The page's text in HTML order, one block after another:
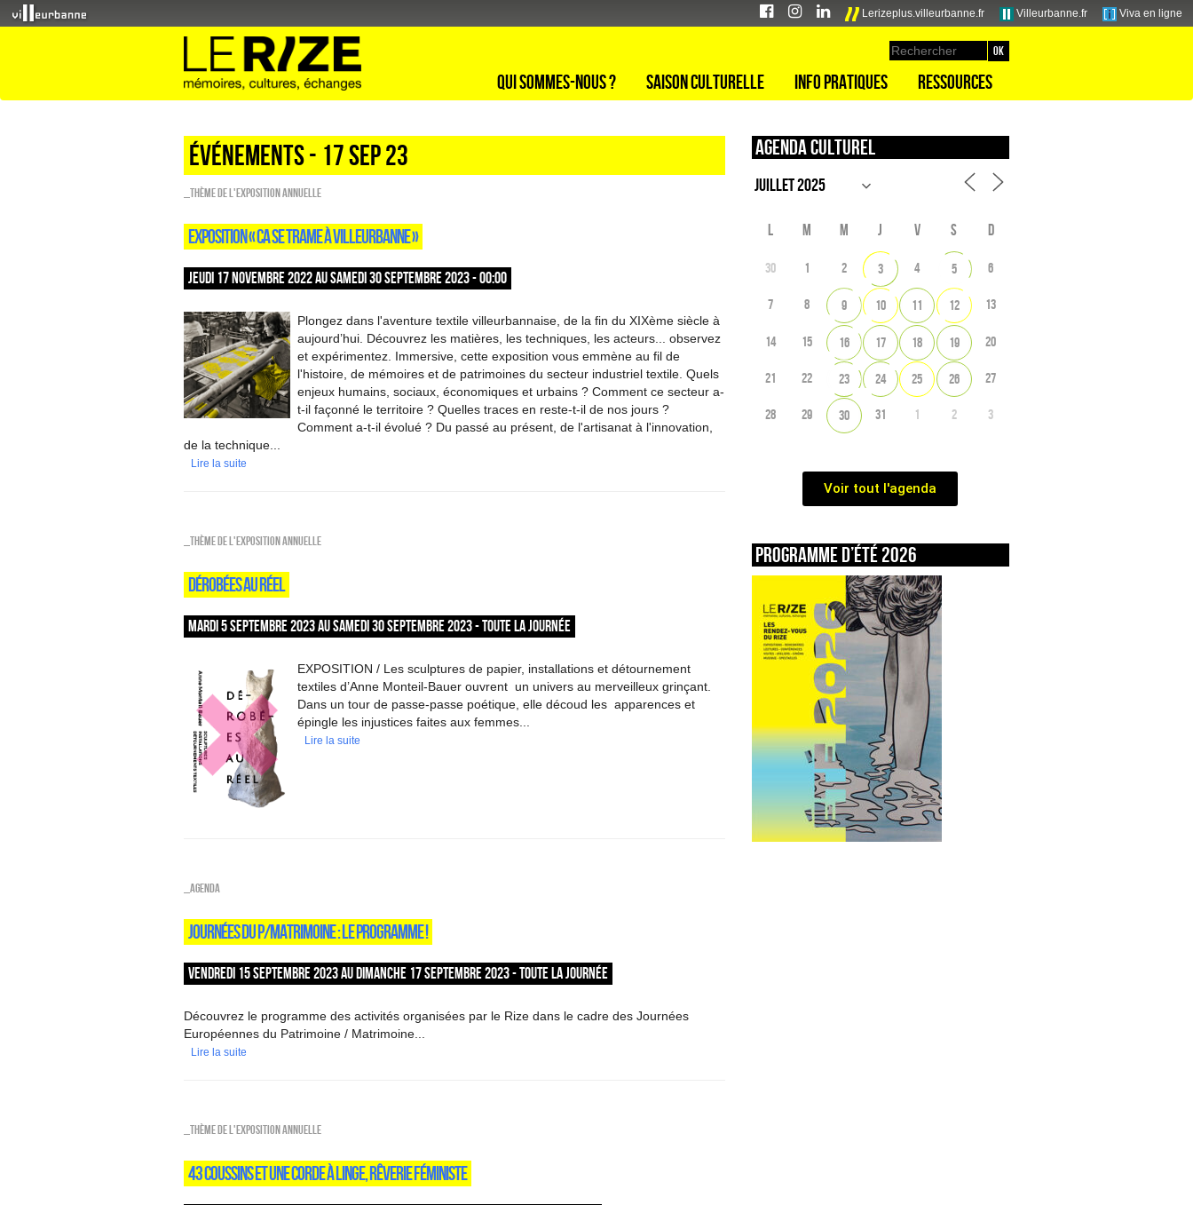
Lerizeplus.villeurbanne.fr Villeurbanne.fr Viva en ligne
Qui sommes-nous ? Saison culturelle Info pratiques Ressources
Événements - 17 Sep 23
_Thème de l'exposition annuelle
EXPOSITION « CA SE TRAME À VILLEURBANNE »
JEUDI 17 NOVEMBRE 2022 AU SAMEDI 30 SEPTEMBRE 2023 - 00:00
Plongez dans l'aventure textile villeurbannaise, de la fin du XIXème siècle à
aujourd’hui. Découvrez les matières, les techniques, les acteurs... observez
et expérimentez. Immersive, cette exposition vous emmène au fil de
l'histoire, de mémoires et de patrimoines du secteur industriel textile. Quels
enjeux humains, sociaux, économiques et urbains ? Comment ce secteur a-
t-il façonné le territoire ? Quelles traces en reste-t-il de nos jours ?
Comment a-t-il évolué ? Du passé au présent, de l'artisanat à l'innovation,
de la technique...
Lire la suite
_Thème de l'exposition annuelle
DÉROBÉES AU RÉEL
MARDI 5 SEPTEMBRE 2023 AU SAMEDI 30 SEPTEMBRE 2023 - TOUTE LA JOURNÉE
EXPOSITION / Les sculptures de papier, installations et détournement
textiles d’Anne Monteil-Bauer ouvrent un univers au merveilleux grinçant.
Dans un tour de passe-passe poétique, elle découd les apparences et
épingle les injustices faites aux femmes...
Lire la suite
_Agenda
JOURNÉES DU P/MATRIMOINE : LE PROGRAMME !
VENDREDI 15 SEPTEMBRE 2023 AU DIMANCHE 17 SEPTEMBRE 2023 - TOUTE LA JOURNÉE
Découvrez le programme des activités organisées par le Rize dans le cadre des Journées
Européennes du Patrimoine / Matrimoine...
Lire la suite
_Thème de l'exposition annuelle
43 COUSSINS ET UNE CORDE À LINGE, RÊVERIE FÉMINISTE
Agenda culturel
L M M J V S D
30 1 2 3 4 5 6
7 8 9 10 11 12 13
14 15 16 17 18 19 20
21 22 23 24 25 26 27
28 29 30 31 1 2 3
Voir tout l'agenda
Programme d’été 2026